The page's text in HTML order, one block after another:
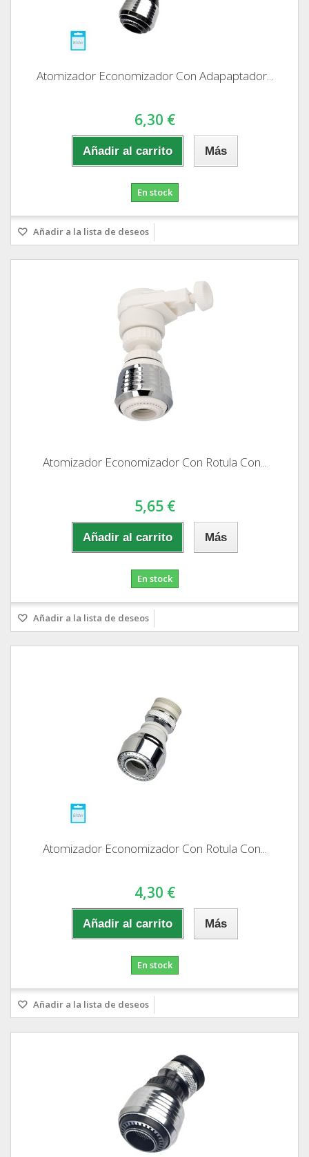
Atomizador Economizador Con Adapaptador...
6,30 €
Añadir al carrito Más
En stock
Añadir a la lista de deseos
Atomizador Economizador Con Rotula Con...
5,65 €
Añadir al carrito Más
En stock
Añadir a la lista de deseos
Atomizador Economizador Con Rotula Con...
4,30 €
Añadir al carrito Más
En stock
Añadir a la lista de deseos